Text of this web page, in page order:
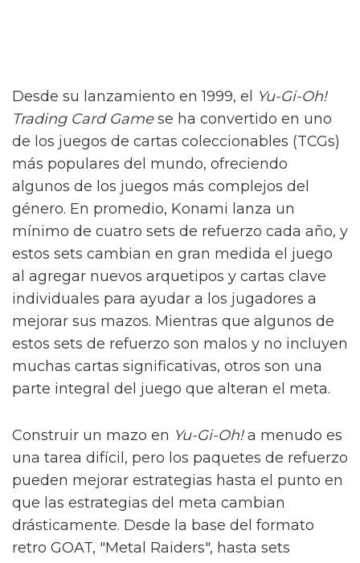
Desde su lanzamiento en 1999, el
Yu-Gi-Oh!
Trading Card Gamese ha convertido en uno
de los juegos de cartas coleccionables (TCGs)
más populares del mundo, ofreciendo
algunos de los juegos más complejos del
género. En promedio, Konami lanza un
mínimo de cuatro sets de refuerzo cada año, y
estos sets cambian en gran medida el juego
al agregar nuevos arquetipos y cartas clave
individuales para ayudar a los jugadores a
mejorar sus mazos. Mientras que algunos de
estos sets de refuerzo son malos y no incluyen
muchas cartas significativas, otros son una
parte integral del juego que alteran el meta.
Construir un mazo en Yu-Gi-Oh!a menudo es
una tarea difícil, pero los paquetes de refuerzo
pueden mejorar estrategias hasta el punto en
que las estrategias del meta cambian
drásticamente. Desde la base del formato
retro GOAT, "Metal Raiders", hasta sets